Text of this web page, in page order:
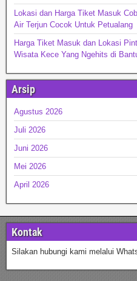
Lokasi dan Harga Tiket Masuk
Air Terjun Cocok Untuk Petualang
Harga Tiket Masuk dan Lokasi
Wisata Kece Yang Ngehits di
Arsip
Agustus 2026
Juli 2026
Juni 2026
Mei 2026
April 2026
Kontak
Silakan hubungi kami melalui